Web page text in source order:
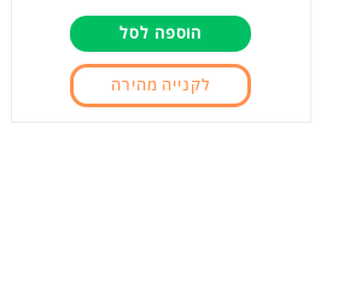
0
5
הוספה לסל
לקנייה מהירה